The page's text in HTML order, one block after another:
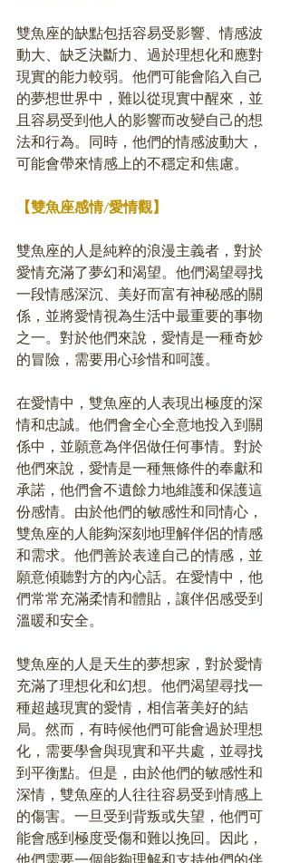
雙魚座的缺點包括容易受影響、情感波
動大、缺乏決斷力、過於理想化和應對
現實的能力較弱。他們可能會陷入自己
的夢想世界中，難以從現實中醒來，並
且容易受到他人的影響而改變自己的想
法和行為。同時，他們的情感波動大，
可能會帶來情感上的不穩定和焦慮。
【雙魚座感情/愛情觀】
雙魚座的人是純粹的浪漫主義者，對於
愛情充滿了夢幻和渴望。他們渴望尋找
一段情感深沉、美好而富有神秘感的關
係，並將愛情視為生活中最重要的事物
之一。對於他們來說，愛情是一種奇妙
的冒險，需要用心珍惜和呵護。
在愛情中，雙魚座的人表現出極度的深
情和忠誠。他們會全心全意地投入到關
係中，並願意為伴侶做任何事情。對於
他們來說，愛情是一種無條件的奉獻和
承諾，他們會不遺餘力地維護和保護這
份感情。由於他們的敏感性和同情心，
雙魚座的人能夠深刻地理解伴侶的情感
和需求。他們善於表達自己的情感，並
願意傾聽對方的內心話。在愛情中，他
們常常充滿柔情和體貼，讓伴侶感受到
溫暖和安全。
雙魚座的人是天生的夢想家，對於愛情
充滿了理想化和幻想。他們渴望尋找一
種超越現實的愛情，相信著美好的結
局。然而，有時候他們可能會過於理想
化，需要學會與現實和平共處，並尋找
到平衡點。但是，由於他們的敏感性和
深情，雙魚座的人往往容易受到情感上
的傷害。一旦受到背叛或失望，他們可
能會感到極度受傷和難以挽回。因此，